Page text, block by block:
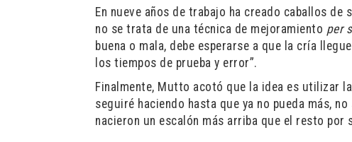
En nueve años de trabajo ha creado caballos
no se trata de una técnica de mejoramiento per
buena o mala, debe esperarse a que la cría
los tiempos de prueba y error”.
Finalmente, Mutto acotó que la idea es utilizar
seguiré haciendo hasta que ya no pueda más,
nacieron un escalón más arriba que el resto por